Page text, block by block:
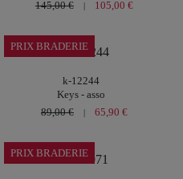
145,00 €
| 105,00 €
PRIX BRADERIE
k-12244
Keys - asso
89,00 €
65,90 €
PRIX BRADERIE